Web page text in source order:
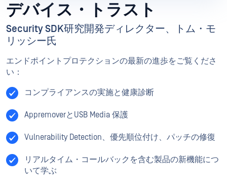
デバイス・トラスト
Security SDK研究開発ディレクター、トム・モ
リッシー氏
エンドポイントプロテクションの最新の進歩をご覧くださ
い：
コンプライアンスの実施と健康診断
AppremoverとUSB Media 保護
Vulnerability Detection、優先順位付け、パッチの修復
リアルタイム・コールバックを含む製品の新機能につ
いて学ぶ